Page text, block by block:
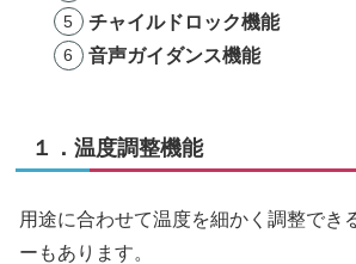
チャイルドロック機能
音声ガイダンス機能
１．温度調整機能
用途に合わせて温度を細かく調整でき
ーもあります。